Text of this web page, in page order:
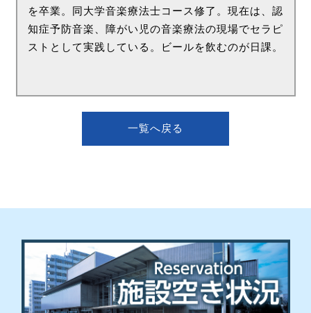
を卒業。同大学音楽療法士コース修了。現在は、認
知症予防音楽、障がい児の音楽療法の現場でセラピ
ストとして実践している。ビールを飲むのが日課。
一覧へ戻る